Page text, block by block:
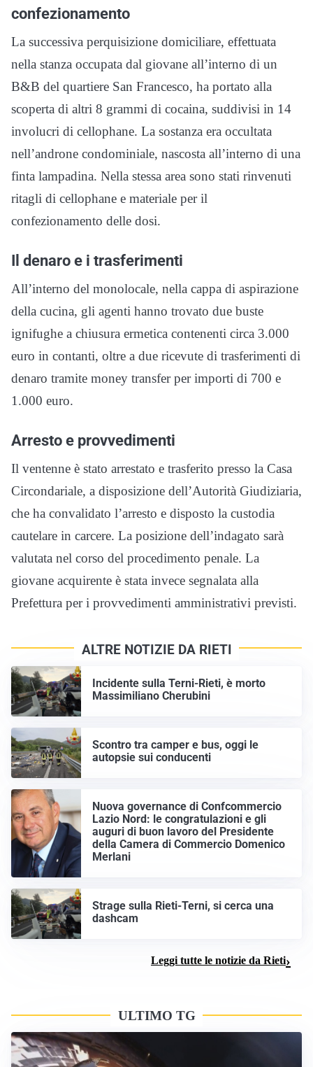
confezionamento
La successiva perquisizione domiciliare, effettuata
nella stanza occupata dal giovane all’interno di un
B&B del quartiere San Francesco, ha portato alla
scoperta di altri 8 grammi di cocaina, suddivisi in 14
involucri di cellophane. La sostanza era occultata
nell’androne condominiale, nascosta all’interno di una
finta lampadina. Nella stessa area sono stati rinvenuti
ritagli di cellophane e materiale per il
confezionamento delle dosi.
Il denaro e i trasferimenti
All’interno del monolocale, nella cappa di aspirazione
della cucina, gli agenti hanno trovato due buste
ignifughe a chiusura ermetica contenenti circa 3.000
euro in contanti, oltre a due ricevute di trasferimenti di
denaro tramite money transfer per importi di 700 e
1.000 euro.
Arresto e provvedimenti
Il ventenne è stato arrestato e trasferito presso la Casa
Circondariale, a disposizione dell’Autorità Giudiziaria,
che ha convalidato l’arresto e disposto la custodia
cautelare in carcere. La posizione dell’indagato sarà
valutata nel corso del procedimento penale. La
giovane acquirente è stata invece segnalata alla
Prefettura per i provvedimenti amministrativi previsti.
ALTRE NOTIZIE DA RIETI
Incidente sulla Terni-Rieti, è morto
Massimiliano Cherubini
Scontro tra camper e bus, oggi le
autopsie sui conducenti
Nuova governance di Confcommercio
Lazio Nord: le congratulazioni e gli
auguri di buon lavoro del Presidente
della Camera di Commercio Domenico
Merlani
Strage sulla Rieti-Terni, si cerca una
dashcam
Leggi tutte le notizie da Rieti
ULTIMO TG